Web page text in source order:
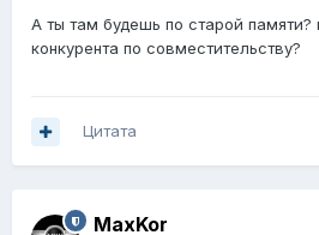
А ты там будешь по старой памяти?
конкурента по совместительству?
Цитата
MaxKor